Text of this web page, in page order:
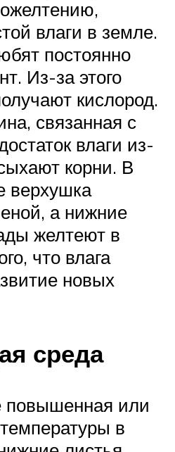
влаги в земле.
постоянно
Из-за этого
кислород.
связанная с
влаги из-
корни. В
верхушка
а нижние
желтеют в
что влага
новых
среда
повышенная или
в